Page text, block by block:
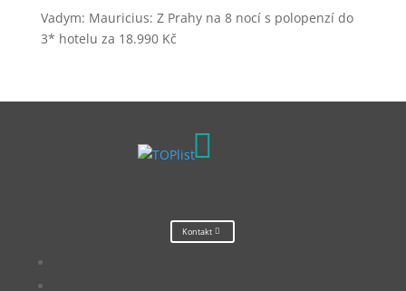
Vadym: Mauricius: Z Prahy na 8 nocí s polopenzí do
3* hotelu za 18.990 Kč

Kontakt